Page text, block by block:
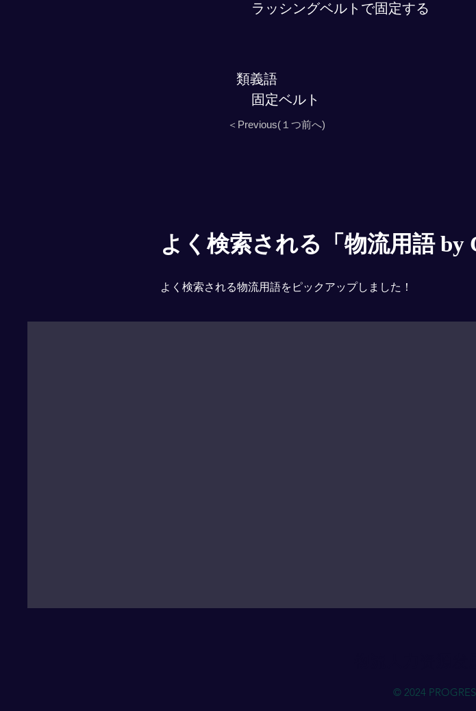
ラッシングベルトで固定する
類義語
固定ベルト
＜Previous(１つ前へ)
よく検索される「物流用語 by
よく検索される物流用語をピックアップしました！
© 2024